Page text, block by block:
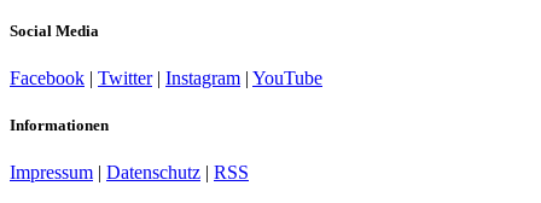
Social Media
Facebook | Twitter| Instagram | YouTube
Informationen
Impressum | Datenschutz | RSS